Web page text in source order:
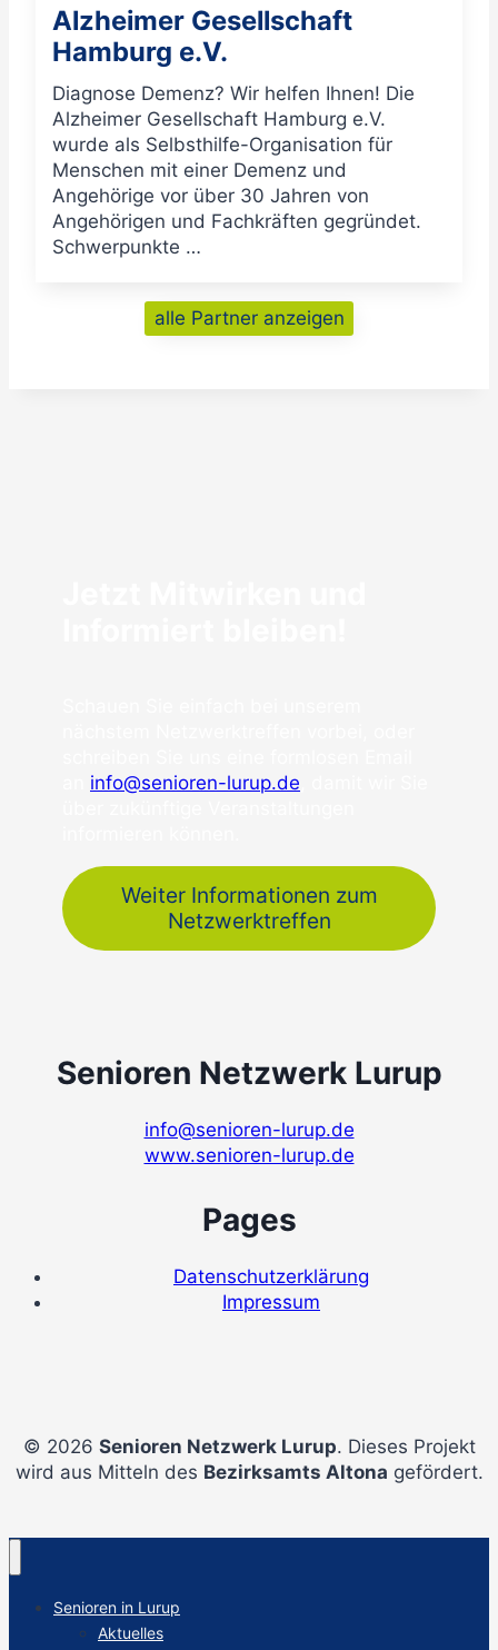
alle Partner anzeigen
Alzheimer Gesellschaft
Hamburg e.V.
Diagnose Demenz? Wir helfen Ihnen! Die
Alzheimer Gesellschaft Hamburg e.V.
wurde als Selbsthilfe-Organisation für
Menschen mit einer Demenz und
Angehörige vor über 30 Jahren von
Angehörigen und Fachkräften gegründet.
Schwerpunkte …
info@senioren-lurup.de
Weiter Informationen zum
Netzwerktreffen
Senioren Netzwerk Lurup
info@senioren-lurup.de
www.senioren-lurup.de
Pages
Datenschutzerklärung
Impressum
© 2026 Senioren Netzwerk Lurup. Dieses Projekt
wird aus Mitteln des Bezirksamts Altona gefördert.
Senioren in Lurup
Aktuelles